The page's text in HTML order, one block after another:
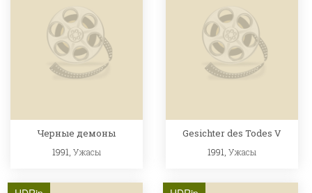
Черные демоны
1991, Ужасы
Gesichter des Todes V
1991,Ужасы